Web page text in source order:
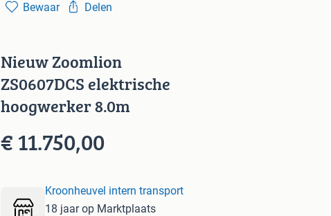
Bewaar Delen
Nieuw Zoomlion
ZS0607DCS elektrische
hoogwerker 8.0m
€ 11.750,00
Kroonheuvel intern transport
18 jaar op Marktplaats